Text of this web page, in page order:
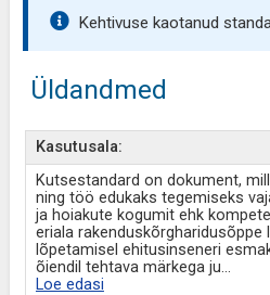
Kehtivuse kaotanud
Üldandmed
Kasutusala:
Kutsestandard on dokument,
ning töö edukaks tegemiseks
ja hoiakute kogumit ehk
eriala rakenduskõrgharidusõppe
lõpetamisel ehitusinseneri
õiendil tehtava märkega ju...
Loe edasi